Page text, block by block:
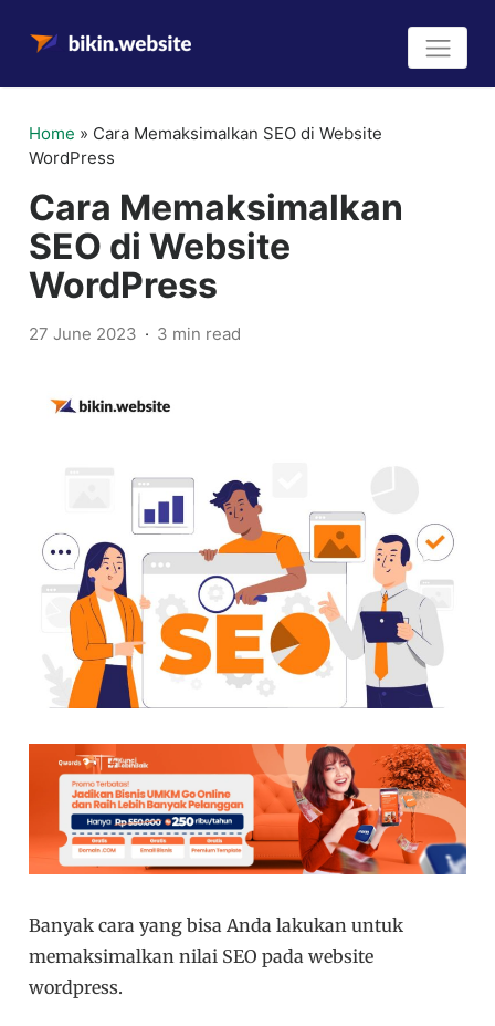
Home » Cara Memaksimalkan SEO di Website
WordPress
Cara Memaksimalkan
SEO di Website
WordPress
27 June 2023 3 min read
Banyak cara yang bisa Anda lakukan untuk
memaksimalkan nilai SEO pada website
wordpress.